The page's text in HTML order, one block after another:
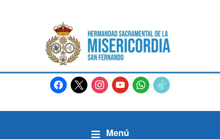
facebook
x instagram
youtubewhatsapp
tiktok2